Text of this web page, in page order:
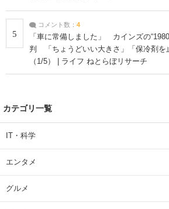
5
コメント数： 4
「車に常備しました」 カインズの
判 「ちょうどいい大きさ」「保冷剤を
（1/5） | ライフ ねとらぼリサーチ
カテゴリ一覧
IT・科学
エンタメ
グルメ